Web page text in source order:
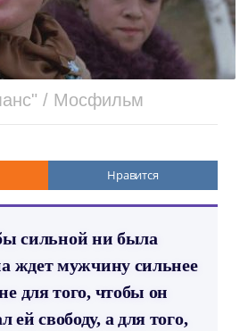
/ Мосфильм
Нравится
сильной ни была
ждет мужчину сильнее
для того, чтобы он
ей свободу, а для того,